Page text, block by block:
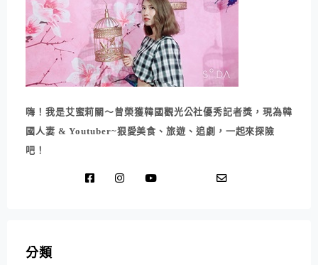
嗨！我是艾蜜莉關～曾榮獲韓國觀光公社優秀記者獎，現為韓
國人妻 & Youtuber~狠愛美食、旅遊、追劇，一起來探險
吧！
分類